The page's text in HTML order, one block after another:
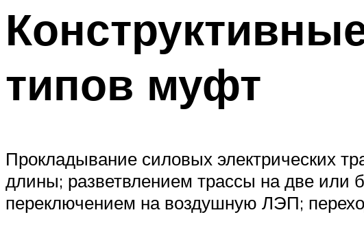
типов муфт
Прокладывание силовых электрических
длины; разветвлением трассы на две или
переключением на воздушную ЛЭП;